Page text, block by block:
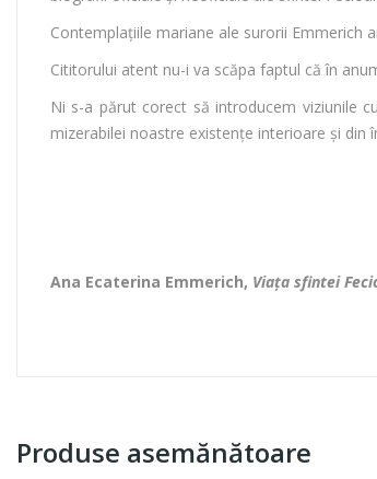
Contemplaţiile mariane ale surorii Emmerich
Cititorului atent nu-i va scăpa faptul că în
Ni s-a părut corect să introducem viziunile
mizerabilei noastre existenţe interioare şi din
Ana Ecaterina Emmerich, Viaţa sfintei
Produse asemănătoare